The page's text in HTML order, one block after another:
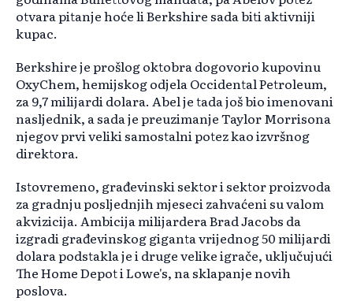
otvara pitanje hoće li Berkshire sada biti aktivniji
kupac.
Berkshire je prošlog oktobra dogovorio kupovinu
OxyChem, hemijskog odjela Occidental Petroleum,
za 9,7 milijardi dolara. Abel je tada još bio imenovani
nasljednik, a sada je preuzimanje Taylor Morrisona
njegov prvi veliki samostalni potez kao izvršnog
direktora.
Istovremeno, građevinski sektor i sektor proizvoda
za gradnju posljednjih mjeseci zahvaćeni su valom
akvizicija. Ambicija milijardera Brad Jacobs da
izgradi građevinskog giganta vrijednog 50 milijardi
dolara podstakla je i druge velike igrače, uključujući
The Home Depot i Lowe's, na sklapanje novih
poslova.